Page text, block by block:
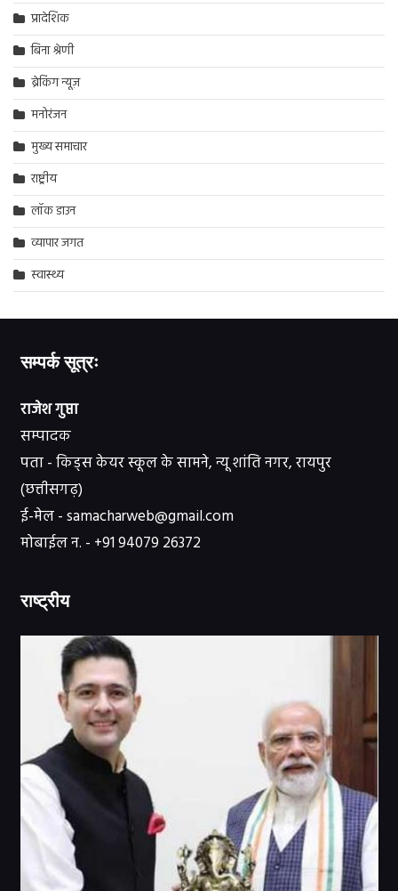
प्रादेशिक
बिना श्रेणी
ब्रेकिंग न्यूज़
मनोरंजन
मुख्य समाचार
राष्ट्रीय
लॉक डाउन
व्यापार जगत
स्वास्थ्य
सम्पर्क सूत्रः
राजेश गुप्ता
सम्पादक
पता - किड्स केयर स्कूल के सामने, न्यू शांति नगर, रायपुर
(छत्तीसगढ़)
ई-मेल - samacharweb@gmail.com
मोबाईल न. - +91 94079 26372
राष्ट्रीय